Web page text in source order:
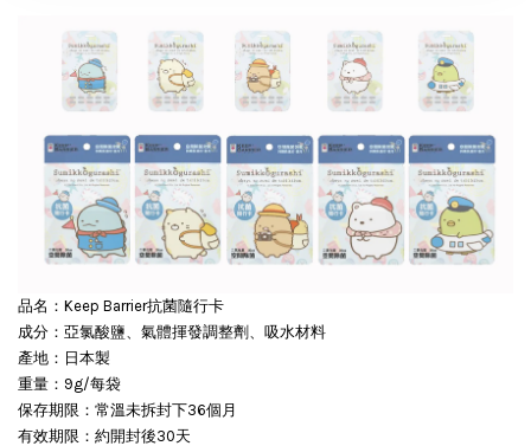
品名：Keep Barrier抗菌隨行卡
成分：亞氯酸鹽、氣體揮發調整劑、吸水材料
產地：日本製
重量：9g/每袋
保存期限：常溫未拆封下36個月
有效期限：約開封後30天